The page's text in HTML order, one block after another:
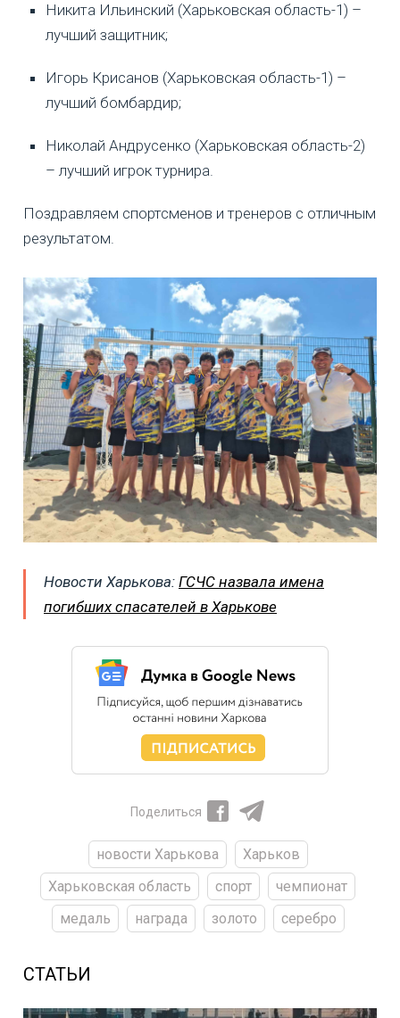
Никита Ильинский (Харьковская область-1) –
лучший защитник;
Игорь Крисанов (Харьковская область-1) –
лучший бомбардир;
Николай Андрусенко (Харьковская область-2)
– лучший игрок турнира.
Поздравляем спортсменов и тренеров с отличным
результатом.
Новости Харькова: ГСЧС назвала имена
погибших спасателей в Харькове
Поделиться
новости Харькова
Харьков
Харьковская область
спорт
чемпионат
медаль
награда золото серебро
СТАТЬИ